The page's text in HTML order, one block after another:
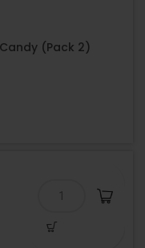
(Pack 2)